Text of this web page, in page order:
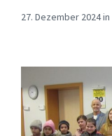
27. Dezember 2024in